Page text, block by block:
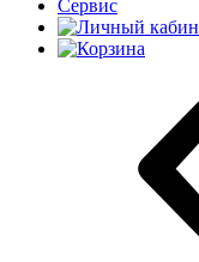
Сервис